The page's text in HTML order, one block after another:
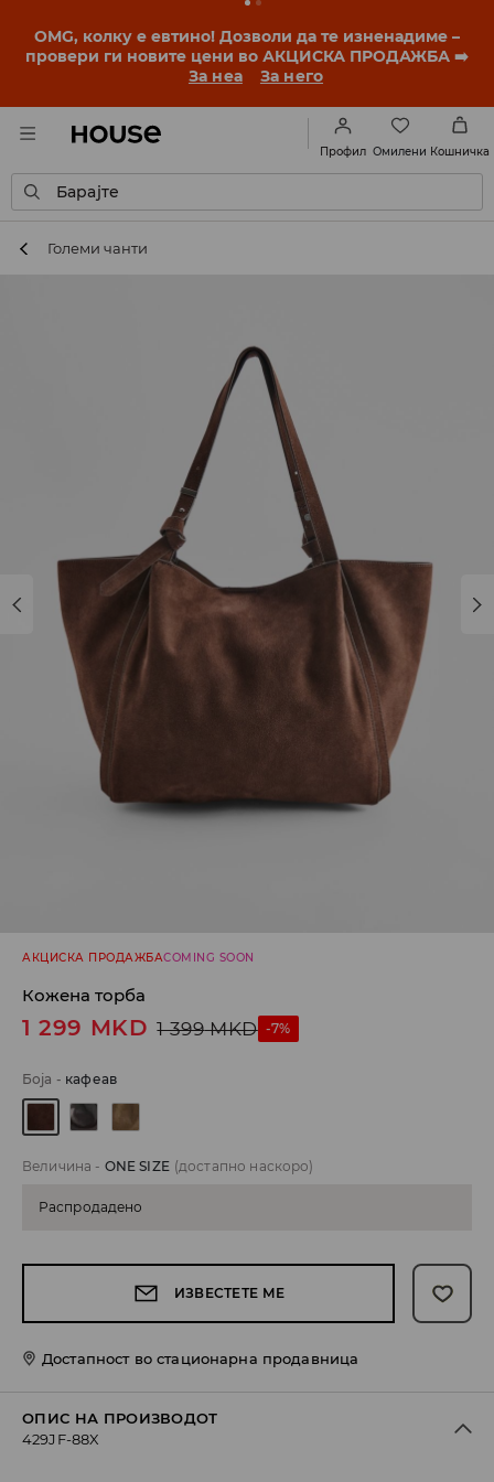
OMG, колку е евтино! Дозволи да те изненадиме –
провери ги новите цени во АКЦИСКА ПРОДАЖБА ➡️
За неа
За него
Профил Омилени Кошничка
Барајте
Големи чанти
АКЦИСКА ПРОДАЖБАCOMING SOON
Кожена торба
1 299 MKD 1 399 MKD -7%
Боја - кафеав
Величина - ONE SIZE (достапно наскоро)
Распродадено
ИЗВЕСТЕТЕ МЕ
Достапност во стационарна продавница
ОПИС НА ПРОИЗВОДОТ
429JF-88X